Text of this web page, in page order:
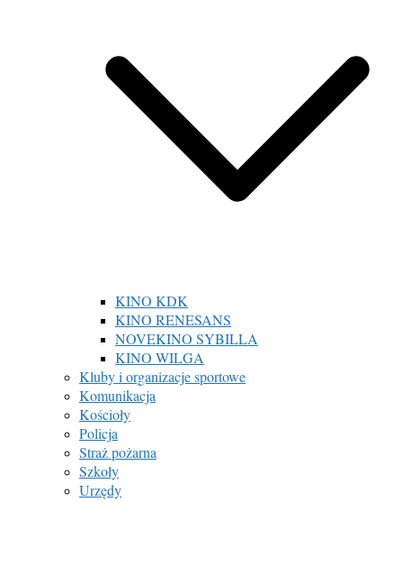
KINO KDK
KINO RENESANS
NOVEKINO SYBILLA
KINO WILGA
Kluby i organizacje sportowe
Komunikacja
Kościoły
Policja
Straż pożarna
Szkoły
Urzędy